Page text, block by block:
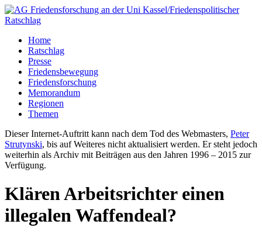
Home
Ratschlag
Presse
Friedensbewegung
Friedensforschung
Memorandum
Regionen
Themen
Dieser Internet-Auftritt kann nach dem Tod des Webmasters, Peter
Strutynski, bis auf Weiteres nicht aktualisiert werden. Er steht jedoch
weiterhin als Archiv mit Beiträgen aus den Jahren 1996 – 2015 zur
Verfügung.
Klären Arbeitsrichter einen
illegalen Waffendeal?